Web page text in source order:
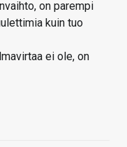
on parempi
kuin tuo
ei ole, on